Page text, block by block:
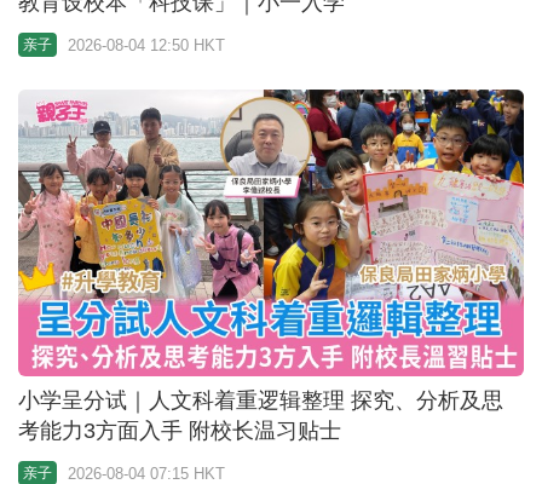
亲子 2026-08-04 12:50 HKT
小学呈分试｜人文科着重逻辑整理 探究、分析及思
考能力3方面入手 附校长温习贴士
亲子 2026-08-04 07:15 HKT